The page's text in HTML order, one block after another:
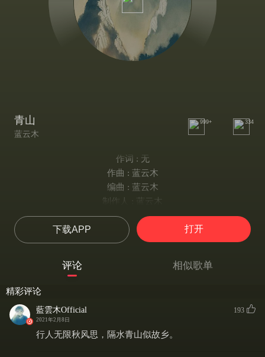
青山
蓝云木
999+ 334
作词 : 无
作曲 : 蓝云木
编曲 : 蓝云木
制作人 : 蓝云木
纯音乐，请欣赏
下载APP 打开
评论 相似歌单
精彩评论
藍雲木Official
2021年2月8日
193
行人无限秋风思，隔水青山似故乡。